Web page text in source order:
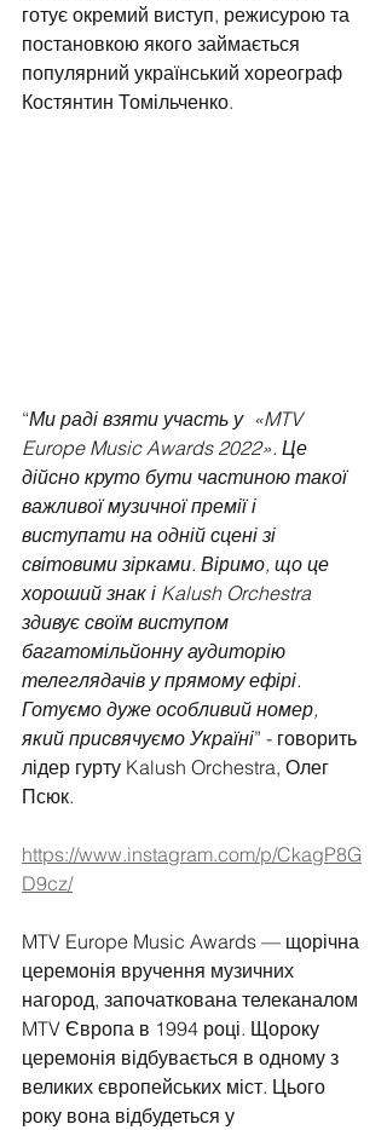
готує окремий виступ, режисурою та
постановкою якого займається
популярний український хореограф
Костянтин Томільченко.
“Ми раді взяти участь у  «MTV
Europe Music Awards 2022». Це
дійсно круто бути частиною такої
важливої музичної премії і
виступати на одній сцені зі
світовими зірками. Віримо, що це
хороший знак і Kalush Orchestra
здивує своїм виступом
багатомільйонну аудиторію
телеглядачів у прямому ефірі.
Готуємо дуже особливий номер,
який присвячуємо Україні” - говорить
лідер гурту Kalush Orchestra, Олег
Псюк.
https://www.instagram.com/p/CkagP8G
D9cz/
MTV Europe Music Awards — щорічна
церемонія вручення музичних
нагород, започаткована телеканалом
MTV Європа в 1994 році. Щороку
церемонія відбувається в одному з
великих європейських міст. Цього
року вона відбудеться у